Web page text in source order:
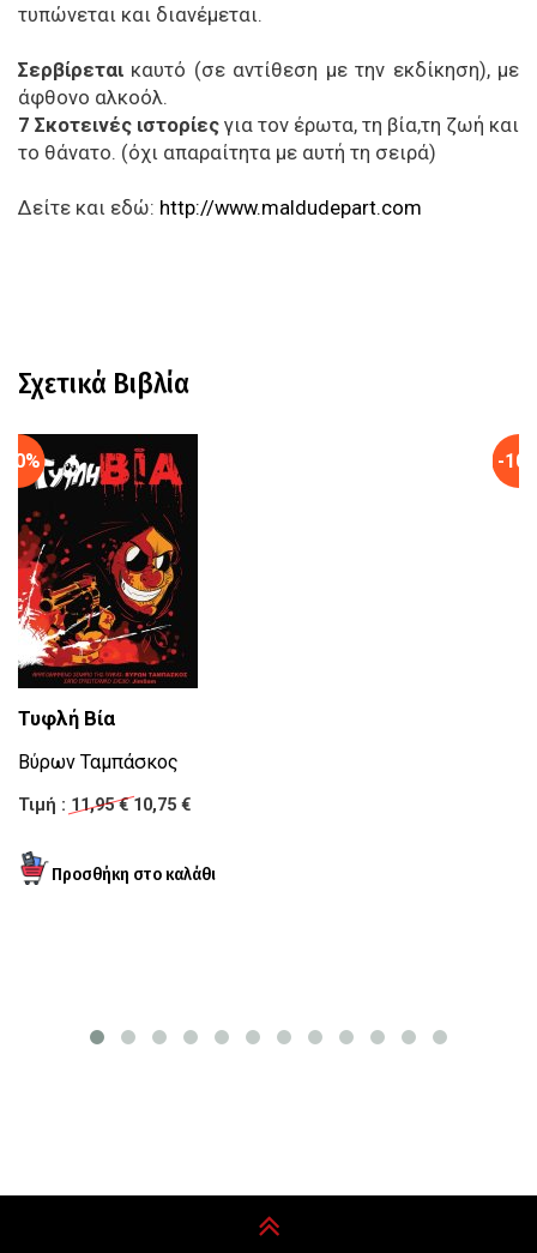
τυπώνεται και διανέμεται.
Σερβίρεται καυτό (σε αντίθεση με την εκδίκηση), με
άφθονο αλκοόλ.
7 Σκοτεινές ιστορίες για τον έρωτα, τη βία,τη ζωή και
το θάνατο. (όχι απαραίτητα με αυτή τη σειρά)
Δείτε και εδώ: http://www.maldudepart.com
Σχετικά Βιβλία
Τυφλή Βία
Βύρων Ταμπάσκος
Τιμή : 11,95 €10,75 €
-